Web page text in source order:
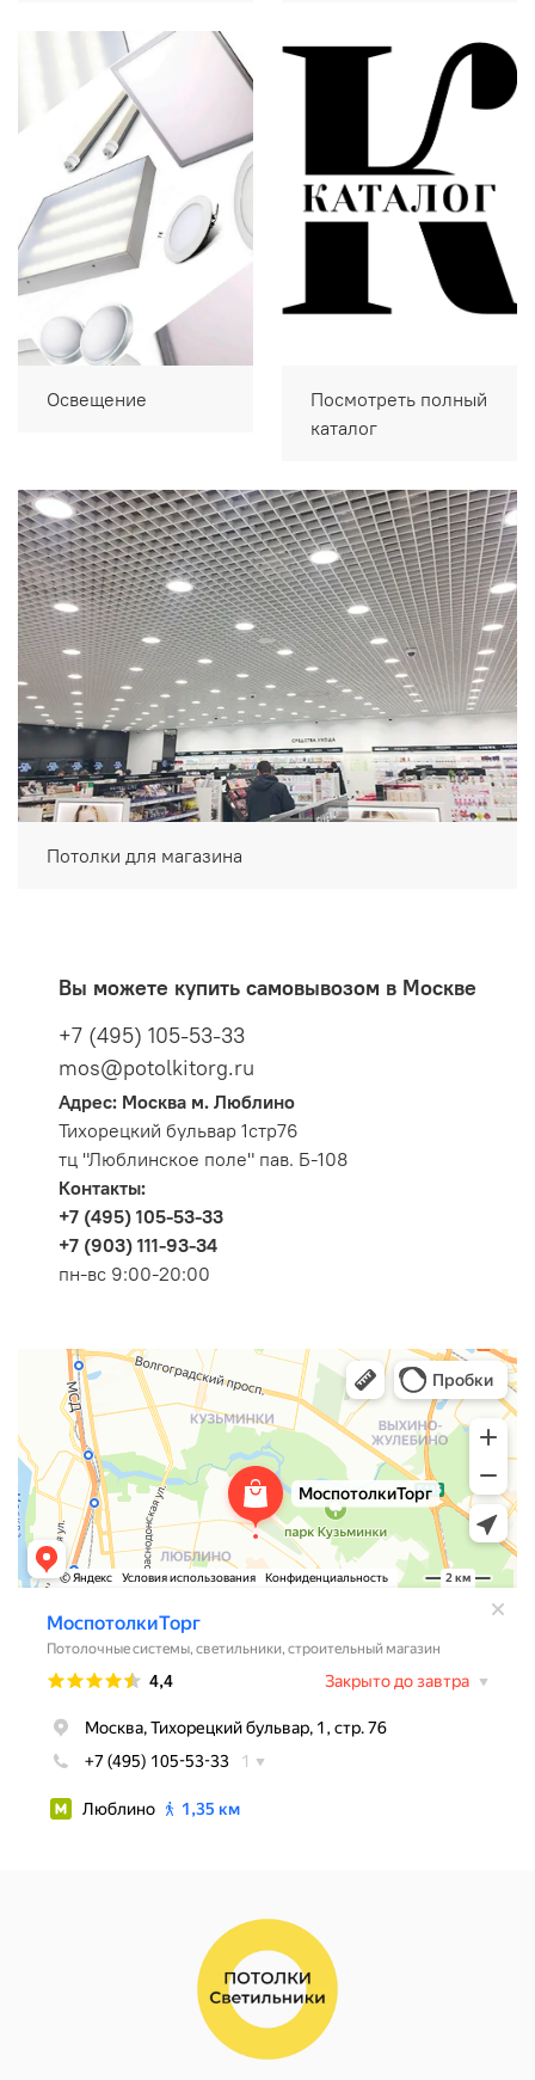
Освещение
Посмотреть полный
каталог
Потолки для магазина
Вы можете купить самовывозом в Москве
+7 (495) 105-53-33
mos@potolkitorg.ru
Адрес: Москва м. Люблино
Тихорецкий бульвар 1стр76
тц "Люблинское поле" пав. Б-108
Контакты:
+7 (495) 105-53-33
+7 (903) 111-93-34
пн-вс 9:00-20:00